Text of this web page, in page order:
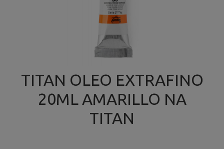
TITAN OLEO EXTRAFINO
20ML AMARILLO NA
TITAN